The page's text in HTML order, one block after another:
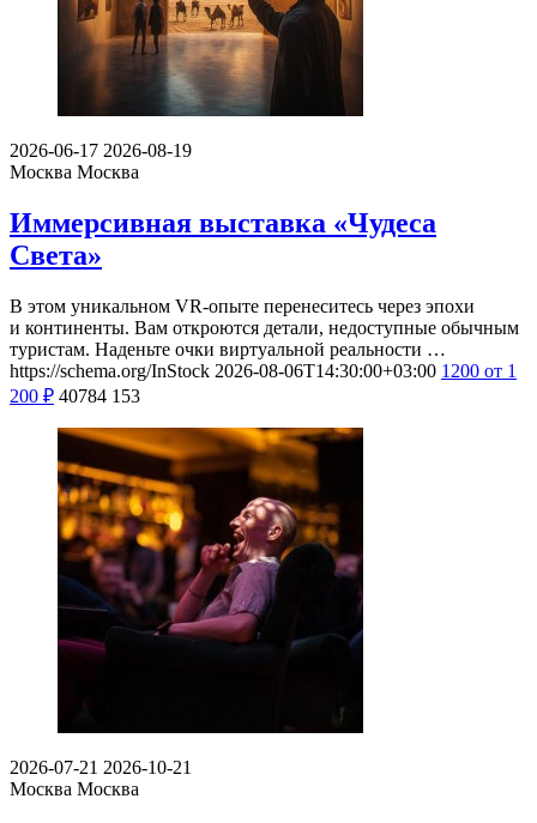
2026-06-17 2026-08-19
Москва Москва
Иммерсивная выставка «Чудеса
Света»
В этом уникальном VR-опыте перенеситесь через эпохи
и континенты. Вам откроются детали, недоступные обычным
туристам. Наденьте очки виртуальной реальности …
https://schema.org/InStock 2026-08-06T14:30:00+03:00 1200 от 1
200 ₽ 40784 153
2026-07-21 2026-10-21
Москва Москва